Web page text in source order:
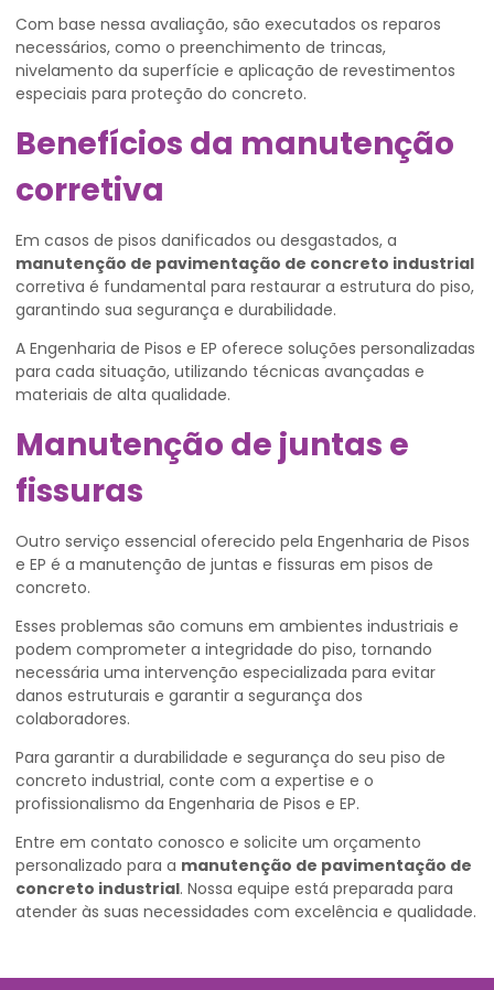
Com base nessa avaliação, são executados os reparos
necessários, como o preenchimento de trincas,
nivelamento da superfície e aplicação de revestimentos
especiais para proteção do concreto.
Benefícios da manutenção
corretiva
Em casos de pisos danificados ou desgastados, a
manutenção de pavimentação de concreto industrial
corretiva é fundamental para restaurar a estrutura do piso,
garantindo sua segurança e durabilidade.
A Engenharia de Pisos e EP oferece soluções personalizadas
para cada situação, utilizando técnicas avançadas e
materiais de alta qualidade.
Manutenção de juntas e
fissuras
Outro serviço essencial oferecido pela Engenharia de Pisos
e EP é a manutenção de juntas e fissuras em pisos de
concreto.
Esses problemas são comuns em ambientes industriais e
podem comprometer a integridade do piso, tornando
necessária uma intervenção especializada para evitar
danos estruturais e garantir a segurança dos
colaboradores.
Para garantir a durabilidade e segurança do seu piso de
concreto industrial, conte com a expertise e o
profissionalismo da Engenharia de Pisos e EP.
Entre em contato conosco e solicite um orçamento
personalizado para a manutenção de pavimentação de
concreto industrial. Nossa equipe está preparada para
atender às suas necessidades com excelência e qualidade.